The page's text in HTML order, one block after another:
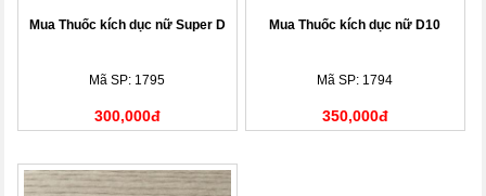
Mua Thuốc kích dục nữ Super D
Mã SP: 1795
300,000đ
Mua Thuốc kích dục nữ D10
Mã SP: 1794
350,000đ